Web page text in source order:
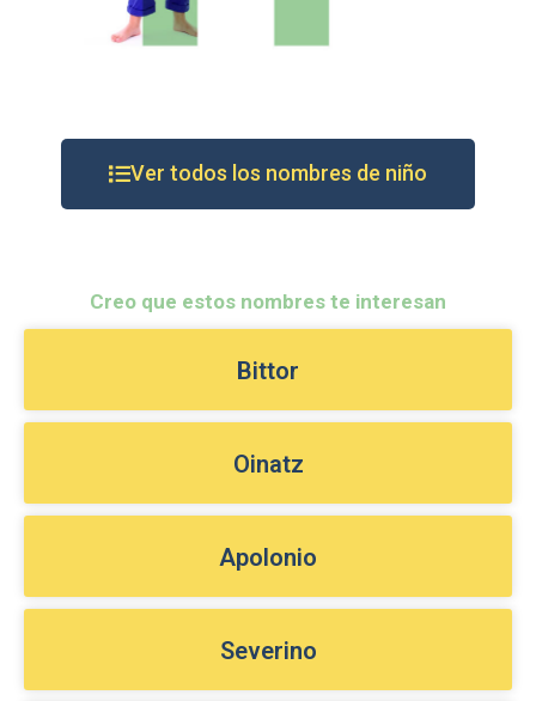
Ver todos los nombres de niño
Creo que estos nombres te interesan
Bittor
Oinatz
Apolonio
Severino